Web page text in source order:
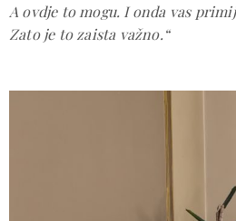
A ovdje to mogu. I onda vas
Zato je to zaista važno.“